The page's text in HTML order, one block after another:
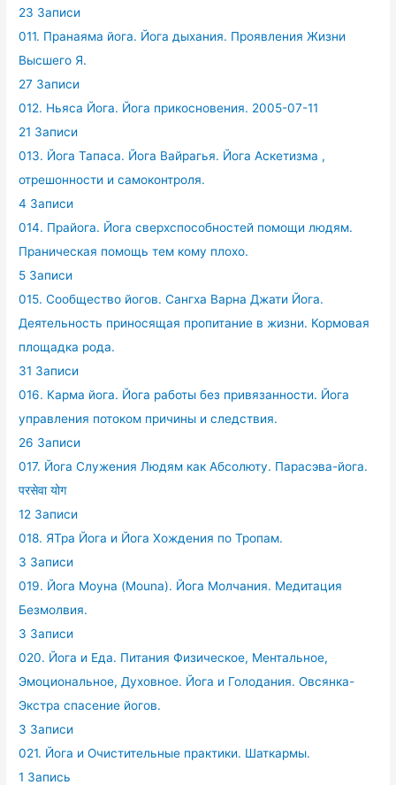
23 Записи
011. Пранаяма йога. Йога дыхания. Проявления Жизни
Высшего Я.
27 Записи
012. Ньяса Йога. Йога прикосновения. 2005-07-11
21 Записи
013. Йога Тапаса. Йога Вайрагья. Йога Аскетизма ,
отрешонности и самоконтроля.
4 Записи
014. Прайога. Йога сверхспособностей помощи людям.
Праническая помощь тем кому плохо.
5 Записи
015. Сообщество йогов. Сангха Варна Джати Йога.
Деятельность приносящая пропитание в жизни. Кормовая
площадка рода.
31 Записи
016. Карма йога. Йога работы без привязанности. Йога
управления потоком причины и следствия.
26 Записи
017. Йога Служения Людям как Абсолюту. Парасэва-йога.
परसेवा योग
12 Записи
018. ЯТра Йога и Йога Хождения по Тропам.
3 Записи
019. Йога Моуна (Mouna). Йога Молчания. Медитация
Безмолвия.
3 Записи
020. Йога и Еда. Питания Физическое, Ментальное,
Эмоциональное, Духовное. Йога и Голодания. Овсянка-
Экстра спасение йогов.
3 Записи
021. Йога и Очистительные практики. Шаткармы.
1 Запись